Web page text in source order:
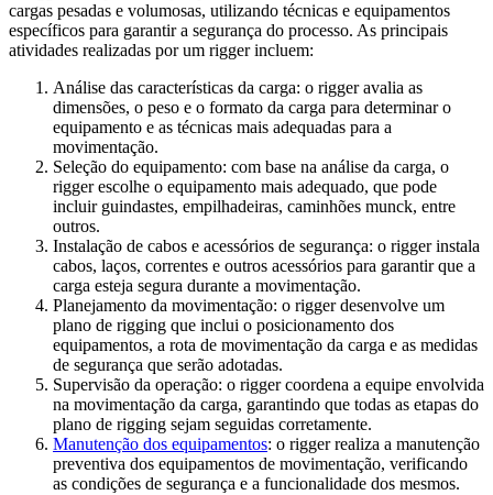
cargas pesadas e volumosas, utilizando técnicas e equipamentos
específicos para garantir a segurança do processo. As principais
atividades realizadas por um rigger incluem:
Análise das características da carga: o rigger avalia as
dimensões, o peso e o formato da carga para determinar o
equipamento e as técnicas mais adequadas para a
movimentação.
Seleção do equipamento: com base na análise da carga, o
rigger escolhe o equipamento mais adequado, que pode
incluir guindastes, empilhadeiras, caminhões munck, entre
outros.
Instalação de cabos e acessórios de segurança: o rigger instala
cabos, laços, correntes e outros acessórios para garantir que a
carga esteja segura durante a movimentação.
Planejamento da movimentação: o rigger desenvolve um
plano de rigging que inclui o posicionamento dos
equipamentos, a rota de movimentação da carga e as medidas
de segurança que serão adotadas.
Supervisão da operação: o rigger coordena a equipe envolvida
na movimentação da carga, garantindo que todas as etapas do
plano de rigging sejam seguidas corretamente.
Manutenção dos equipamentos: o rigger realiza a manutenção
preventiva dos equipamentos de movimentação, verificando
as condições de segurança e a funcionalidade dos mesmos.